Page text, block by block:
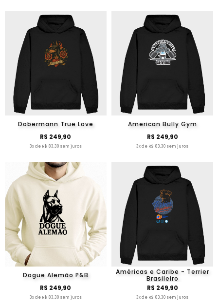
Dobermann True Love
R$ 249,90
3x de R$ 83,30 sem juros
American Bully Gym
R$ 249,90
3x de R$ 83,30 sem juros
Dogue Alemão P&B
R$ 249,90
3x de R$ 83,30 sem juros
Américas e Caribe - Terrier
Brasileiro
R$ 249,90
3x de R$ 83,30 sem juros